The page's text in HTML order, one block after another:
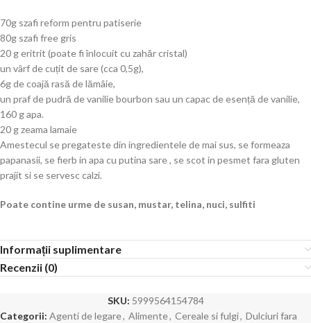
70g szafi reform pentru patiserie
80g szafi free gris
20 g eritrit (poate fi înlocuit cu zahăr cristal)
un vârf de cuțit de sare (cca 0,5g),
6g de coajă rasă de lămâie,
un praf de pudră de vanilie bourbon sau un capac de esență de vanilie,
160 g apa.
20 g zeama lamaie
Amestecul se pregateste din ingredientele de mai sus, se formeaza
papanasii, se fierb in apa cu putina sare , se scot in pesmet fara gluten
prajit si se servesc calzi.
Poate contine urme de susan, mustar, telina, nuci, sulfiti
Informații suplimentare
Recenzii (0)
SKU: 5999564154784
Categorii: Agenti de legare, Alimente, Cereale si fulgi, Dulciuri fara